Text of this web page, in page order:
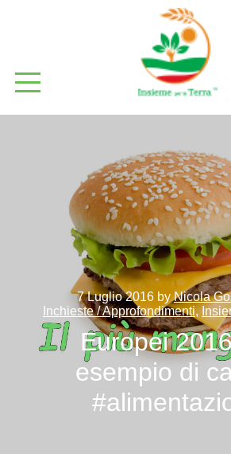
7 Luglio 2016 byNicola
Inchieste / Approfondimenti,
Europei
esempio di